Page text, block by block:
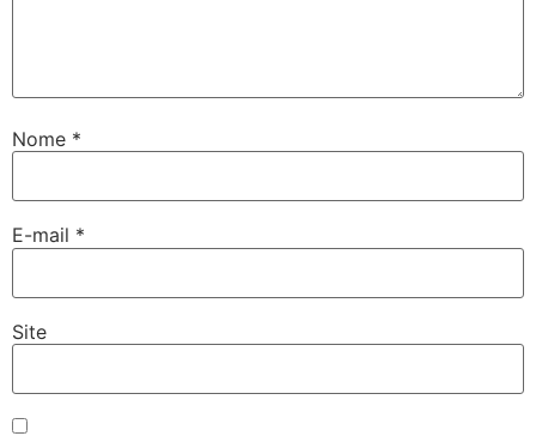
Nome *
E-mail *
Site